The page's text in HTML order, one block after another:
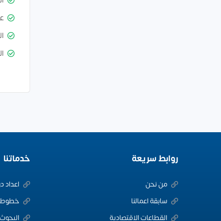
روابط سريعة
من نحن
سابقة اعمالنا
القطاعات الاقتصادية
خدماتنا
اعداد
خطوط